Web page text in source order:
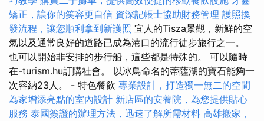
矯正，讓你的笑容更自信 資深記帳士協助財務管理 護照換
發流程，讓您順利拿到新護照 宜人的Tisza景觀，新鮮的空
氣以及通常良好的道路已成為港口的流行徒步旅行之一。
也可以開始非安排的步行船，這些都是特殊的。 可以隨時
在-turism.hu訂購社會。 以冰鳥命名的蒂薩湖的寶石能夠一
次容納23人。 - 特色餐飲 專業設計，打造獨一無二的空間
為家增添亮點的室內設計 新店區的安養院，為您提供貼心
服務 泰國簽證的辦理方法，迅速了解所需材料 高雄搬家，